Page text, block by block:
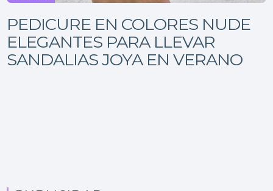
PEDICURE EN COLORES NUDE
ELEGANTES PARA LLEVAR
SANDALIAS JOYA EN VERANO